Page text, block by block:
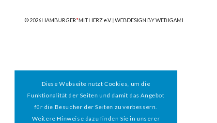
© 2026 HAMBURGER*MIT HERZ e.V. | WEBDESIGN BY WEBIGAMI
Diese Webseite nutzt Cookies, um die
Funktionalität der Seiten und damit das Angebot
für die Besucher der Seiten zu verbessern.
Weitere Hinweise dazu finden Sie in unserer